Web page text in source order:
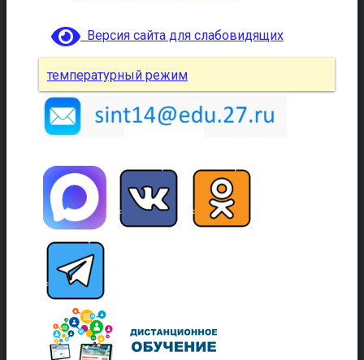
Версия сайта для слабовидящих
температурный режим